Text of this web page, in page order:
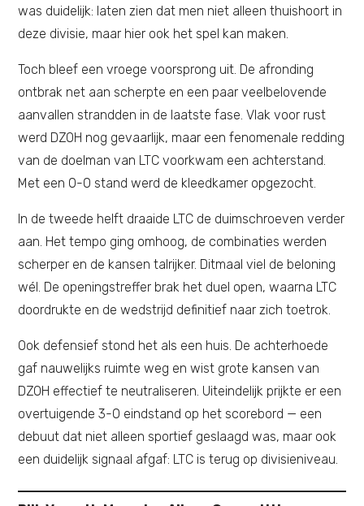
was duidelijk: laten zien dat men niet alleen thuishoort in
deze divisie, maar hier ook het spel kan maken.
Toch bleef een vroege voorsprong uit. De afronding
ontbrak net aan scherpte en een paar veelbelovende
aanvallen strandden in de laatste fase. Vlak voor rust
werd DZOH nog gevaarlijk, maar een fenomenale redding
van de doelman van LTC voorkwam een achterstand.
Met een 0-0 stand werd de kleedkamer opgezocht.
In de tweede helft draaide LTC de duimschroeven verder
aan. Het tempo ging omhoog, de combinaties werden
scherper en de kansen talrijker. Ditmaal viel de beloning
wél. De openingstreffer brak het duel open, waarna LTC
doordrukte en de wedstrijd definitief naar zich toetrok.
Ook defensief stond het als een huis. De achterhoede
gaf nauwelijks ruimte weg en wist grote kansen van
DZOH effectief te neutraliseren. Uiteindelijk prijkte er een
overtuigende 3-0 eindstand op het scorebord — een
debuut dat niet alleen sportief geslaagd was, maar ook
een duidelijk signaal afgaf: LTC is terug op divisieniveau.